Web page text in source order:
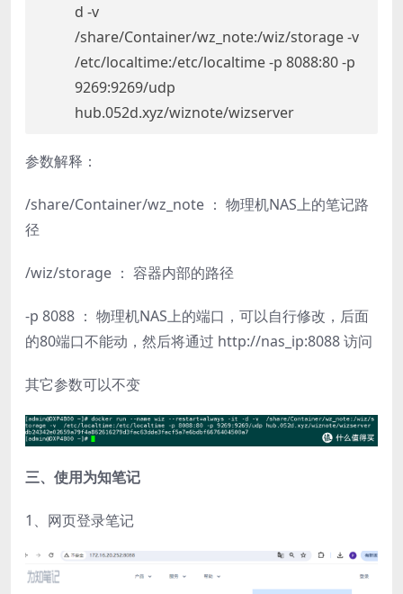
d -v
/share/Container/wz_note:/wiz/storage -v
/etc/localtime:/etc/localtime -p 8088:80 -p
9269:9269/udp
hub.052d.xyz/wiznote/wizserver
参数解释：
/share/Container/wz_note ： 物理机NAS上的笔记路
径
/wiz/storage ： 容器内部的路径
-p 8088 ： 物理机NAS上的端口，可以自行修改，后面
的80端口不能动，然后将通过 http://nas_ip:8088 访问
其它参数可以不变
三、使用为知笔记
1、网页登录笔记